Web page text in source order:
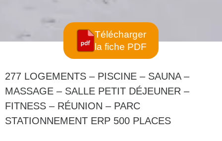
Télécharger
la fiche PDF
277 LOGEMENTS – PISCINE – SAUNA –
MASSAGE – SALLE PETIT DÉJEUNER –
FITNESS – RÉUNION – PARC
STATIONNEMENT ERP 500 PLACES